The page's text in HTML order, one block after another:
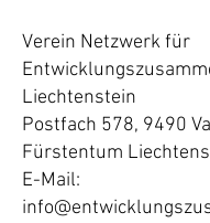
Verein Netzwerk für
Liechtenstein
Postfach 578, 9490
Fürstentum
E-Mail: